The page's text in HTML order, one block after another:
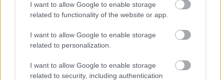
I want to allow Google to enable storage
related to functionality of the website or app.
I want to allow Google to enable storage
related to personalization.
I want to allow Google to enable storage
related to security, including authentication